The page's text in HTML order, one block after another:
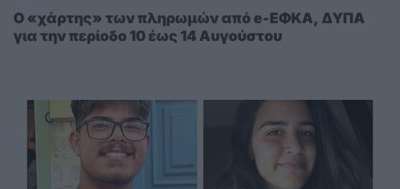
Ο «χάρτης» των πληρωμών από e-ΕΦΚΑ, ΔΥΠΑ
για την περίοδο 10 έως 14 Αυγούστου